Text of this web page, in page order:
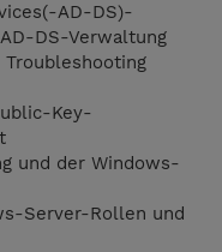
AD-DS)-
DS-Verwaltung
Key-
und der Windows-
Server-Rollen und